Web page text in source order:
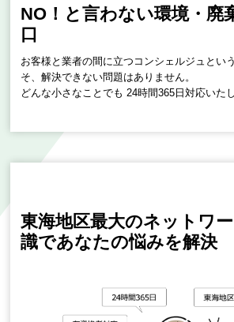
NO！と言わない環境・廃
口
お客様と業者の間に立つコンシェルジュとい
そ、解決できない問題はありません。
どんな小さなことでも 24時間365日対応いたし
東海地区最大のネットワ
識であなたの悩みを解決